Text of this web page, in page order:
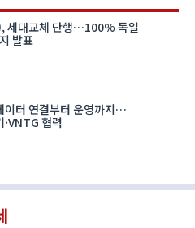
세대교체 단행…100% 독일
발표
이터 연결부터 운영까지…
협력